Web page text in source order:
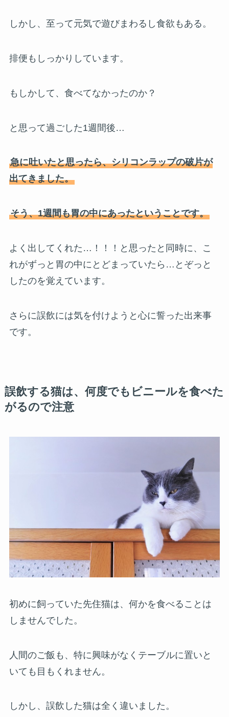
しかし、至って元気で遊びまわるし食欲もある。
排便もしっかりしています。
もしかして、食べてなかったのか？
と思って過ごした1週間後…
急に吐いたと思ったら、シリコンラップの破片が
出てきました。
そう、1週間も胃の中にあったということです。
よく出してくれた…！！！と思ったと同時に、こ
れがずっと胃の中にとどまっていたら…とぞっと
したのを覚えています。
さらに誤飲には気を付けようと心に誓った出来事
です。
誤飲する猫は、何度でもビニールを食べた
がるので注意
初めに飼っていた先住猫は、何かを食べることは
しませんでした。
人間のご飯も、特に興味がなくテーブルに置いと
いても目もくれません。
しかし、誤飲した猫は全く違いました。